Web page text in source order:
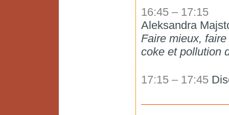
16:45 – 17:15
Aleksandra
Faire mieux,
coke et pollution
17:15 – 17:45